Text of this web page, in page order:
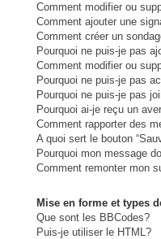
Comment modifier ou
Comment ajouter une
Comment créer un
Pourquoi ne puis-je pas
Comment modifier ou
Pourquoi ne puis-je pas
Pourquoi ne puis-je pas
Pourquoi ai-je reçu un
Comment rapporter des
A quoi sert le bouton
Pourquoi mon message
Comment remonter mon
Mise en forme et types
Que sont les BBCodes?
Puis-je utiliser le HTML?